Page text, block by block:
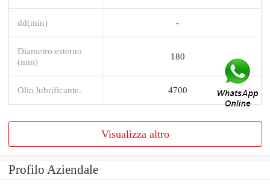
dd(min) -
Diametro esterno
(mm)
180
Olio lubrificante. 4700
Visualizza altro
Profilo Aziendale